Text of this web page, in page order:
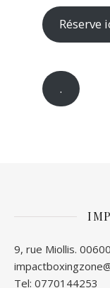
Réserve
.
9, rue Miollis.
Tel: 0770144253